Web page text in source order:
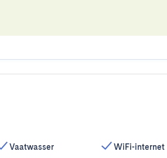
Vaatwasser
WiFi-internet